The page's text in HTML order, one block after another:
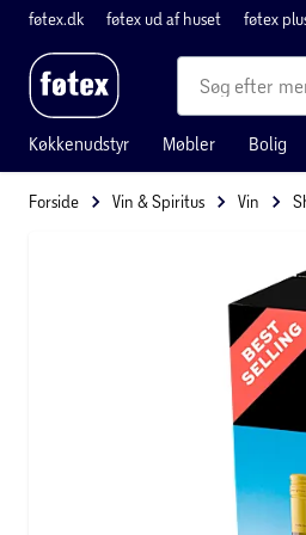
føtex.dk føtex ud af huset føtex
Køkkenudstyr Møbler Bolig
Forside Vin & Spiritus Vin